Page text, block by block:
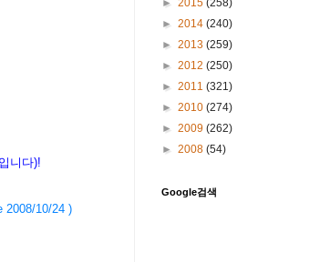
니다)!
2008/10/24 )
► 2014 (240)
► 2013 (259)
► 2012 (250)
► 2011 (321)
► 2010 (274)
► 2009 (262)
► 2008 (54)
Google검색